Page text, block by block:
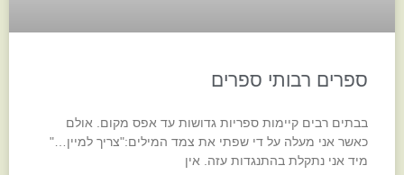
ספרים רבותי ספרים
בבתים רבים קיימות ספריות גדושות עד אפס מקום. אולם
כאשר אני מעלה על די שפתי את צמד המילים:"צריך למיין…"
מיד אני נתקלת בהתנגדות עזה. אין